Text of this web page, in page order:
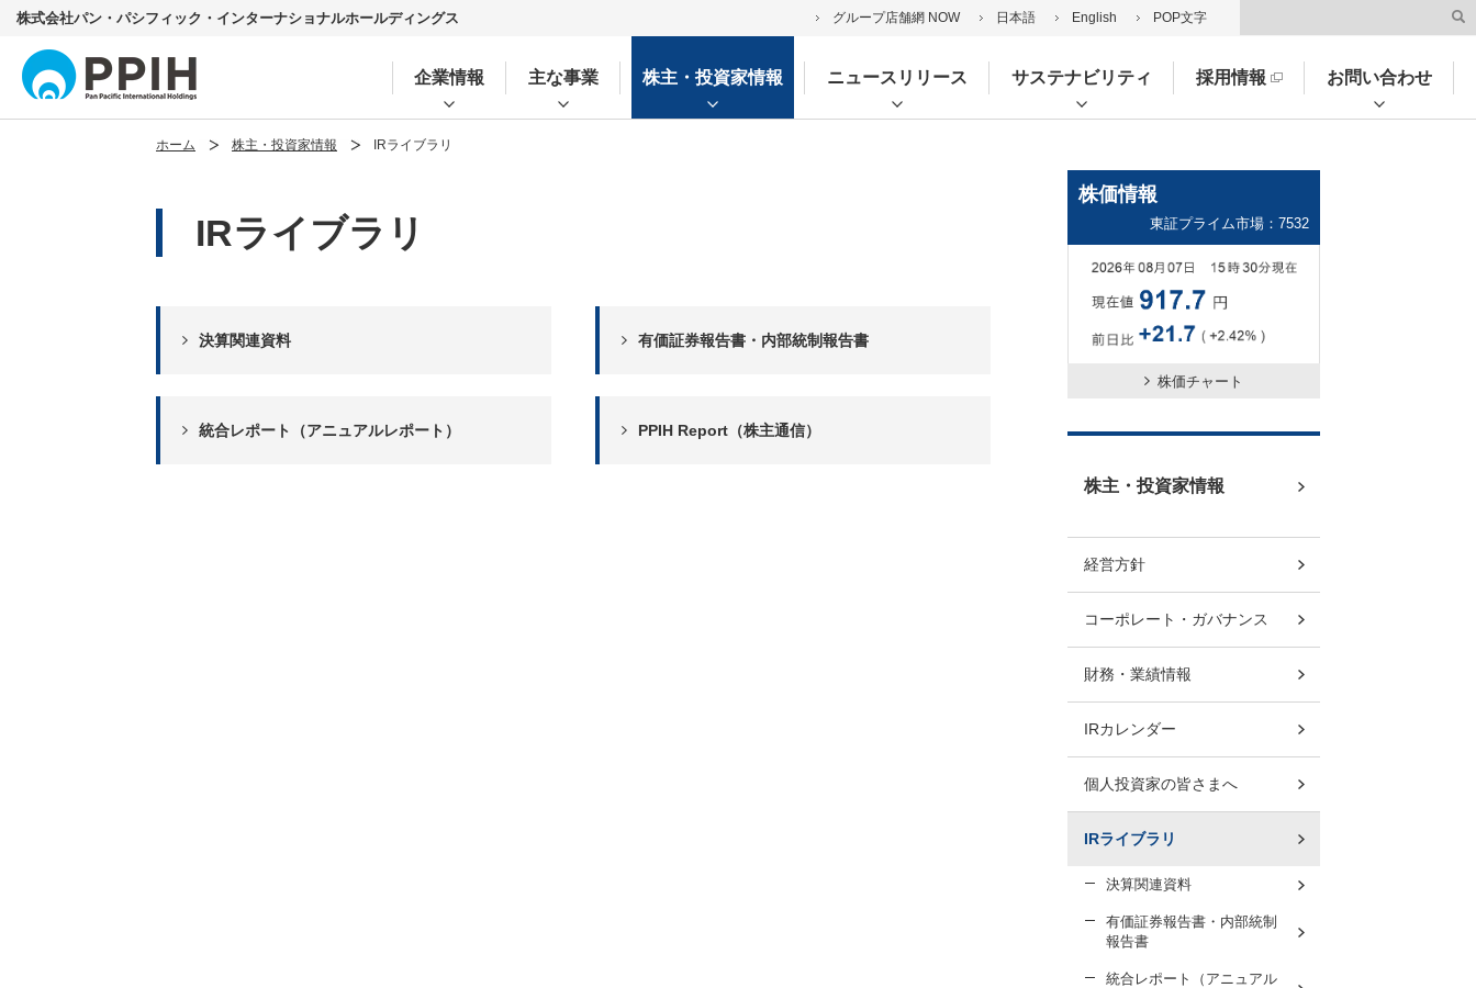
株式会社パン・パシフィック・インターナショナルホールディングス グループ店舗網 NOW 日本語 English POP文字
企業情報 主な事業 株主・投資家情報 ニュースリリース サステナビリティ 採用情報 お問い合わせ
ホーム 株主・投資家情報 IRライブラリ
IRライブラリ
決算関連資料 有価証券報告書・内部統制報告書
統合レポート（アニュアルレポート） PPIH Report（株主通信）
株価情報
東証プライム市場：7532
株価チャート
株主・投資家情報
経営方針
コーポレート・ガバナンス
財務・業績情報
IRカレンダー
個人投資家の皆さまへ
IRライブラリ
決算関連資料
有価証券報告書・内部統制
報告書
統合レポート（アニュアル